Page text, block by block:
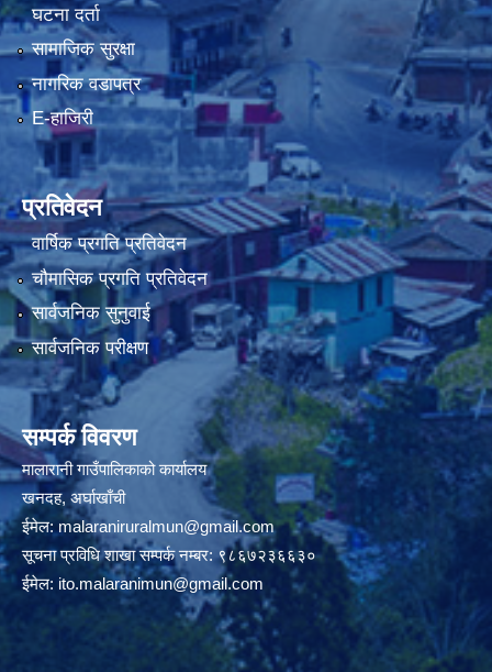
घटना दर्ता
सामाजिक सुरक्षा
नागरिक वडापत्र
E-हाजिरी
प्रतिवेदन
वार्षिक प्रगति प्रतिवेदन
चौमासिक प्रगति प्रतिवेदन
सार्वजनिक सुनुवाई
सार्वजनिक परीक्षण
सम्पर्क विवरण
मालारानी गाउँपालिकाको कार्यालय
खनदह, अर्घाखाँची
ईमेल: malaraniruralmun@gmail.com
सूचना प्रविधि शाखा सम्पर्क नम्बर: ९८६७२३६६३०
ईमेल: ito.malaranimun@gmail.com